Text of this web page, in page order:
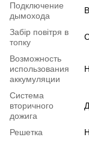
Подключение
дымохода
Забір повітря в
топку
Возможность
использования
аккумуляции
Система
вторичного
дожига
Решетка